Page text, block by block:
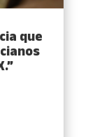
que